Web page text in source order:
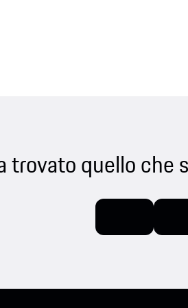
trovato quello che